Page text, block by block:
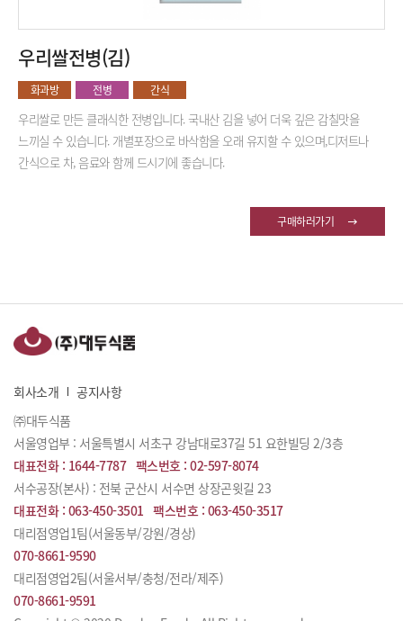
우리쌀전병(김)
화과방 전병 간식
우리쌀로 만든 클래식한 전병입니다.국내산 김을 넣어 더욱 깊은 감칠맛을
느끼실 수 있습니다.개별포장으로 바삭함을 오래 유지할 수 있으며,디저트나
간식으로 차, 음료와 함께 드시기에 좋습니다.
구매하러가기
회사소개
공지사항
㈜대두식품
서울영업부 : 서울특별시 서초구 강남대로37길 51 요한빌딩 2/3층
대표전화 : 1644-7787팩스번호 : 02-597-8074
서수공장(본사) : 전북 군산시 서수면 상장곤윗길 23
대표전화 : 063-450-3501 팩스번호 : 063-450-3517
대리점영업1팀(서울동부/강원/경상)
070-8661-9590
대리점영업2팀(서울서부/충청/전라/제주)
070-8661-9591